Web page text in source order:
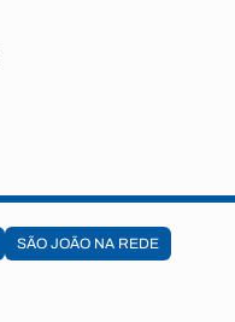
SÃO JOÃO NA REDE